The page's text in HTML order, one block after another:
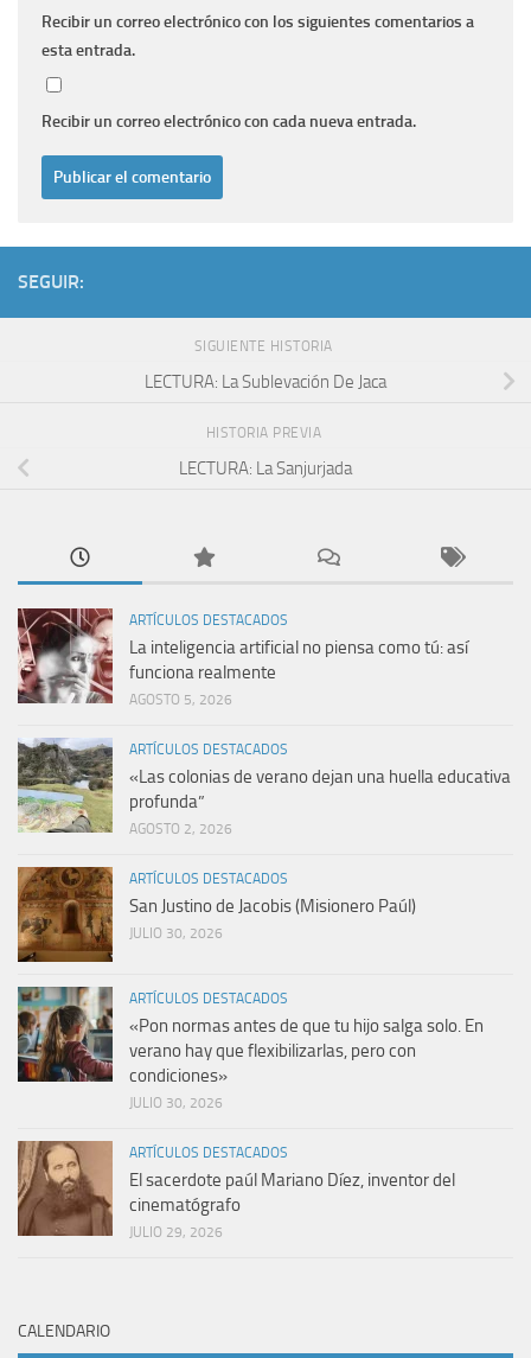
Recibir un correo electrónico con los siguientes comentarios a
esta entrada.
Recibir un correo electrónico con cada nueva entrada.
SEGUIR:
SIGUIENTE HISTORIA
LECTURA: La Sublevación De Jaca
HISTORIA PREVIA
LECTURA: La Sanjurjada
ARTÍCULOS DESTACADOS
La inteligencia artificial no piensa como tú: así
funciona realmente
AGOSTO 5, 2026
ARTÍCULOS DESTACADOS
«Las colonias de verano dejan una huella educativa
profunda”
AGOSTO 2, 2026
ARTÍCULOS DESTACADOS
San Justino de Jacobis (Misionero Paúl)
JULIO 30, 2026
ARTÍCULOS DESTACADOS
«Pon normas antes de que tu hijo salga solo. En
verano hay que flexibilizarlas, pero con
condiciones»
JULIO 30, 2026
ARTÍCULOS DESTACADOS
El sacerdote paúl Mariano Díez, inventor del
cinematógrafo
JULIO 29, 2026
CALENDARIO